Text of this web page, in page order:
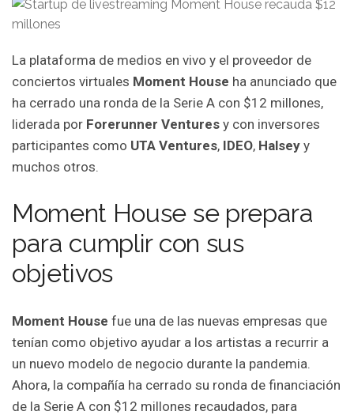
La plataforma de medios en vivo y el proveedor de
conciertos virtuales Moment House ha anunciado que
ha cerrado una ronda de la Serie A con $12 millones,
liderada por Forerunner Ventures y con inversores
participantes como UTA ​​Ventures, IDEO, Halsey y
muchos otros.
Moment House se prepara
para cumplir con sus
objetivos
Moment House fue una de las nuevas empresas que
tenían como objetivo ayudar a los artistas a recurrir a
un nuevo modelo de negocio durante la pandemia.
Ahora, la compañía ha cerrado su ronda de financiación
de la Serie A con $12 millones recaudados, para